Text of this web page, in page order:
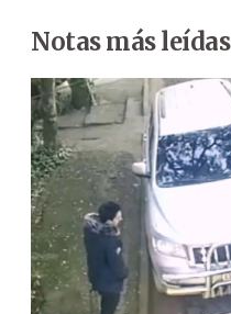
Notas más leídas